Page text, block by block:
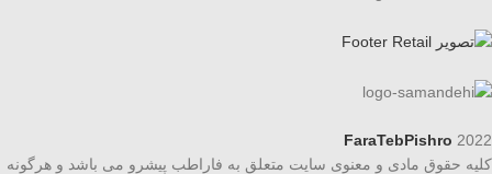
FaraTebPishro 2022
کلیه حقوق مادی و معنوی سایت متعلق به فاراطب پیشرو می باشد و هرگونه